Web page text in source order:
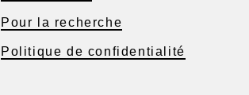
Pour la recherche
Politique de confidentialité